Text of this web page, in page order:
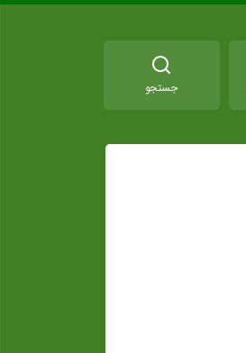
جستجو